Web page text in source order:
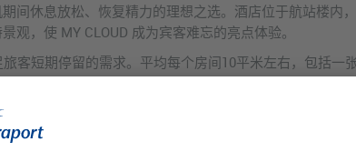
间休息放松、恢复精力的理想之选。酒店位于航站楼内
观，使 MY CLOUD 成为宾客难忘的亮点体验。
客短期停留的需求。平均每个房间10平米左右，包括一
及淋浴设施。
域 Z25 登机口